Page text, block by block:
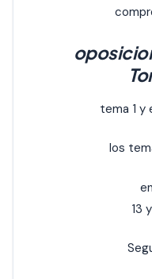
tema 1 y
los
13